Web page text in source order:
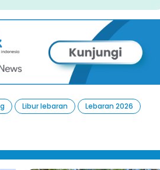
Libur lebaran Lebaran 2026